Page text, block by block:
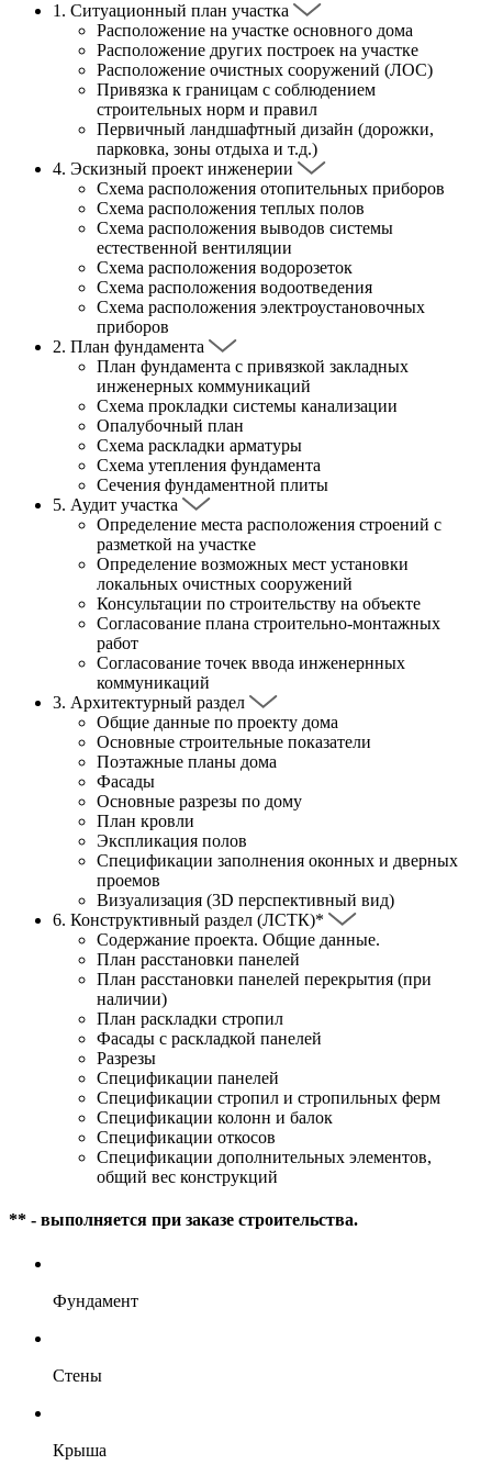
1. Ситуационный план участка
Расположение на участке основного дома
Расположение других построек на участке
Расположение очистных сооружений (ЛОС)
Привязка к границам с соблюдением
строительных норм и правил
Первичный ландшафтный дизайн (дорожки,
парковка, зоны отдыха и т.д.)
4. Эскизный проект инженерии
Схема расположения отопительных приборов
Схема расположения теплых полов
Схема расположения выводов системы
естественной вентиляции
Схема расположения водорозеток
Схема расположения водоотведения
Схема расположения электроустановочных
приборов
2. План фундамента
План фундамента с привязкой закладных
инженерных коммуникаций
Схема прокладки системы канализации
Опалубочный план
Схема раскладки арматуры
Схема утепления фундамента
Сечения фундаментной плиты
5. Аудит участка
Определение места расположения строений с
разметкой на участке
Определение возможных мест установки
локальных очистных сооружений
Консультации по строительству на объекте
Согласование плана строительно-монтажных
работ
Согласование точек ввода инженернных
коммуникаций
3. Архитектурный раздел
Общие данные по проекту дома
Основные строительные показатели
Поэтажные планы дома
Фасады
Основные разрезы по дому
План кровли
Экспликация полов
Спецификации заполнения оконных и дверных
проемов
Визуализация (3D перспективный вид)
6. Конструктивный раздел (ЛСТК)*
Содержание проекта. Общие данные.
План расстановки панелей
План расстановки панелей перекрытия (при
наличии)
План раскладки стропил
Фасады с раскладкой панелей
Разрезы
Спецификации панелей
Спецификации стропил и стропильных ферм
Спецификации колонн и балок
Спецификации откосов
Спецификации дополнительных элементов,
общий вес конструкций
** - выполняется при заказе строительства.
Фундамент
Стены
Крыша